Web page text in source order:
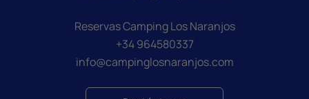
Reservas Camping Los Naranjos
+34 964580337
info@campinglosnaranjos.com